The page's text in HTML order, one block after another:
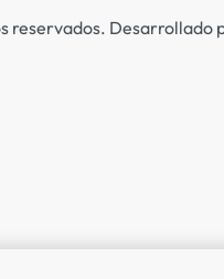
reservados.